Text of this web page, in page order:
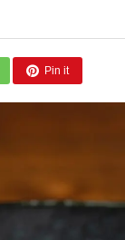
Pin it